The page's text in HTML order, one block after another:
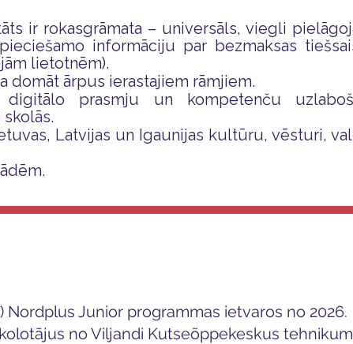
ir rokasgrāmata – universāls, viegli
informāciju par bezmaksas
lietotnēm).
domāt ārpus ierastajiem rāmjiem.
prasmju un kompetenču
Latvijas un Igaunijas kultūru, vēsturi,
Junior programmas ietvaros no 2026.
no Viljandi Kutseõppekeskus